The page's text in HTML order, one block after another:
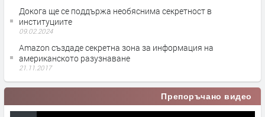
Докога ще се поддържа необяснима секретност в
институциите
09.02.2024
Аmazon създаде секретна зона за информация на
американското разузнаване
21.11.2017
Препоръчано видео